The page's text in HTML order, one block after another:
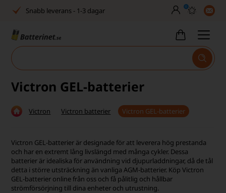
Snabb leverans - 1-3 dagar
Inga dolda avgifter
Bra Trustscore
Billig leverans från 49,-
Inga dolda avgifter
Fasta låga priser
0
Victron GEL-batterier
Victron Victron batterier Victron GEL-batterier
Victron GEL-batterier är designade för att leverera hög prestanda
och har en extremt lång livslängd med många cykler. Dessa
batterier är idealiska för användning vid djupurladdningar, då de tål
detta i större utsträckning än vanliga AGM-batterier. Köp Victron
GEL-batterier online från oss och få pålitlig och hållbar
strömförsörjning till dina enheter och utrustning.